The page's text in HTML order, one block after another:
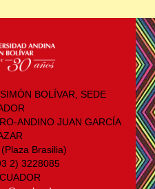
BOLÍVAR, SEDE
ANDINO JUAN GARCÍA
Brasilia)
2) 3228085